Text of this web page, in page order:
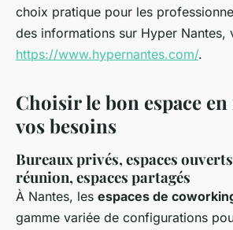
choix pratique pour les
des informations sur Hyper Nantes,
https://www.hypernantes.com/.
Choisir le bon espace
vos besoins
Bureaux privés, espaces
réunion, espaces partagés
À Nantes, les espaces de
gamme variée de configurations